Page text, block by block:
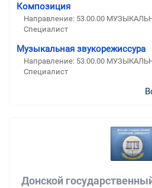
Композиция
Направление: 53.00.00
Специалист
Музыкальная звукорежиссура
Направление: 53.00.00
Специалист
Донской